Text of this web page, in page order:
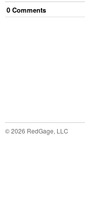
0 Comments
©2026 RedGage, LLC